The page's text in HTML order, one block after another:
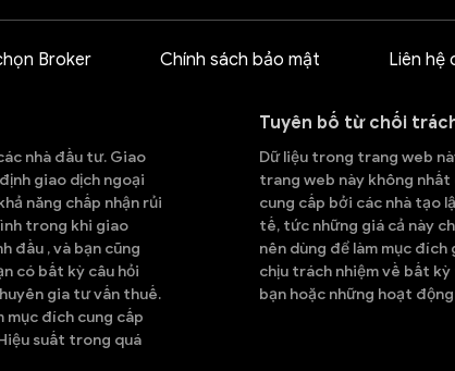
Broker Chính sách bảo mật Liên hệ
nhà đầu tư. Giao
giao dịch ngoại
năng chấp nhận rủi
trong khi giao
đầu , và bạn cũng
có bất kỳ câu hỏi
gia tư vấn thuế.
mục đích cung cấp
suất trong quá
Tuyên bố từ chối
Dữ liệu trong trang web
trang web này không
cung cấp bởi các nhà tạo
tế, tức những giá cả này
nên dùng để làm mục
chịu trách nhiệm về bất
bạn hoặc những hoạt